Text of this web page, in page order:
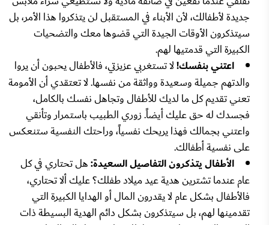
جديدة لأطفالك، لأن الأبناء في المستقبل لن يتذكروا هذا الأمر، بل
سيتذكرون الأوقات الجيدة التي قضوها معك والتضحيات
الكبيرة التي قدمتيها لهم.
اعتني بنفسك!لا تستغربي عزيزتي، فالأطفال يحبون أن يروا
والدتهم جميلة وسعيدة وواثقة من نفسها. لا تعتقدي أن الأمومة
تعني تقديم كل ما لديك للأطفال وتجاهل نفسك بالكامل،
فجسدك له حق عليك أيضاً. زوري الطبيب باستمرار وتأنقي
واعتني بجمالك فهذا يريحك نفسياً، وراحتك النفسية ستنعكس
على نفسية أطفالك.
الأطفال يتذكرون التفاصيل السعيدة:هل تحتاري في كل
عام عندما تشترين هدية عيد ميلاد طفلك؟ عليك ألا تحتاري،
فالأطفال بشكل عام لا يقدرون المال أو الهدايا الكبيرة التي
تقدمينها لهم، بل سيتذكرون بشكل دائم الهدية البسيطة ذات